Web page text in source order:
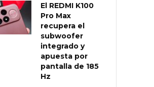
El REDMI K100
Pro Max
recupera el
subwoofer
integrado y
apuesta por
pantalla de 185
Hz